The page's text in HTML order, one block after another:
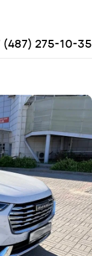
(487) 275-10-35
в